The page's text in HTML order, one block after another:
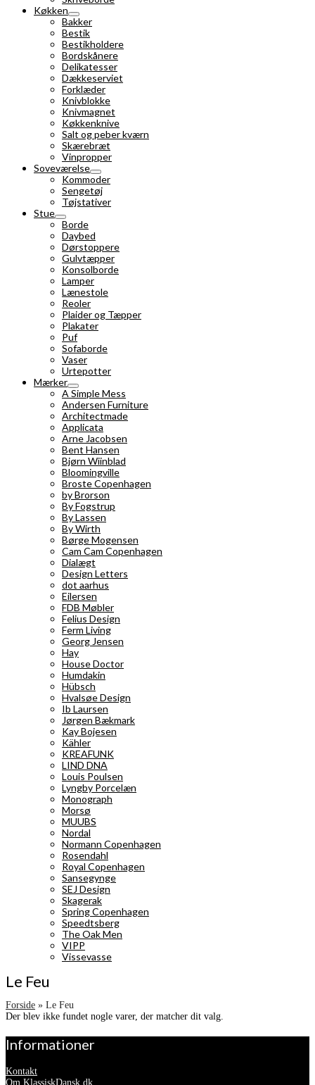
Køkken
Bakker
Bestik
Bestikholdere
Bordskånere
Delikatesser
Dækkeserviet
Forklæder
Knivblokke
Knivmagnet
Køkkenknive
Salt og peber kværn
Skærebræt
Vinpropper
Soveværelse
Kommoder
Sengetøj
Tøjstativer
Stue
Borde
Daybed
Dørstoppere
Gulvtæpper
Konsolborde
Lamper
Lænestole
Reoler
Plaider og Tæpper
Plakater
Puf
Sofaborde
Vaser
Urtepotter
Mærker
A Simple Mess
Andersen Furniture
Architectmade
Applicata
Arne Jacobsen
Bent Hansen
Bjørn Wiinblad
Bloomingville
Broste Copenhagen
by Brorson
By Fogstrup
By Lassen
By Wirth
Børge Mogensen
Cam Cam Copenhagen
Dialægt
Design Letters
dot aarhus
Eilersen
FDB Møbler
Felius Design
Ferm Living
Georg Jensen
Hay
House Doctor
Humdakin
Hübsch
Hvalsøe Design
Ib Laursen
Jørgen Bækmark
Kay Bojesen
Kähler
KREAFUNK
LIND DNA
Louis Poulsen
Lyngby Porcelæn
Monograph
Morsø
MUUBS
Nordal
Normann Copenhagen
Rosendahl
Royal Copenhagen
Sansegynge
SEJ Design
Skagerak
Spring Copenhagen
Speedtsberg
The Oak Men
VIPP
Vissevasse
Le Feu
Forside » Le Feu
Der blev ikke fundet nogle varer, der matcher dit valg.
Informationer
Kontakt
Om KlassiskDansk.dk